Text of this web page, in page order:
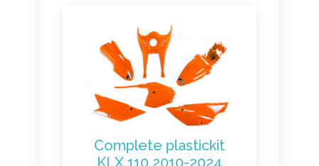
Complete plastickit
KLX 110 2010-2024